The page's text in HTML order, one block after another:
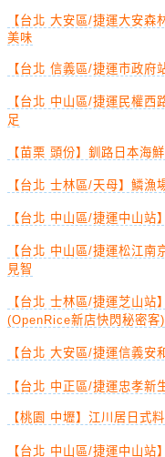
【台北 大安區/捷運大安森
美味
【台北 信義區/捷運市政
【台北 中山區/捷運民權
足
【苗栗 頭份】釧路日本海
【台北 士林區/天母】鱗漁
【台北 中山區/捷運中山站
【台北 中山區/捷運松江南
見智
【台北 士林區/捷運芝山站
(OpenRice新店快閃秘密客)
【台北 大安區/捷運信義安
【台北 中正區/捷運忠孝新
【桃園 中壢】江川居日式
【台北 中山區/捷運中山